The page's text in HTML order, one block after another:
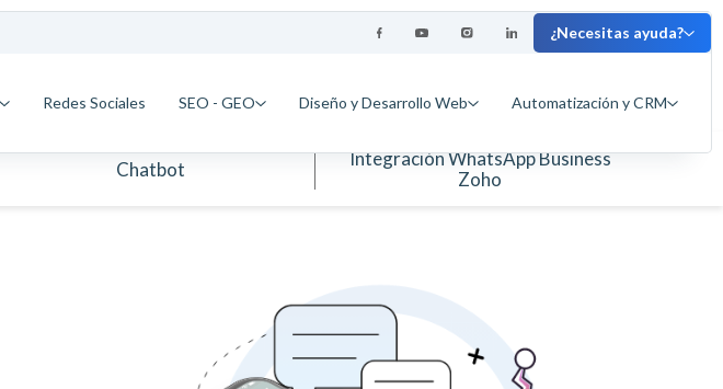
¿Necesitas ayuda?
Redes Sociales SEO - GEO Diseño y Desarrollo Web Automatización y CRM
Chatbot
Integración WhatsApp Business
Zoho